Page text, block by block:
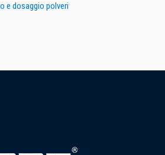
e dosaggio polveri